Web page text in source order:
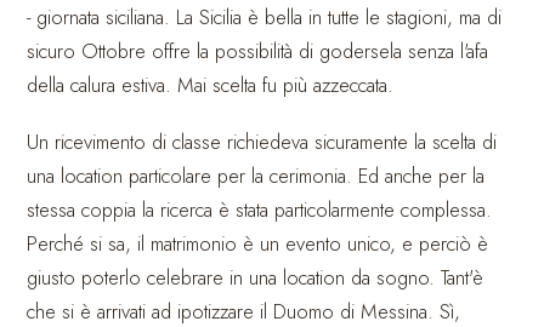
- giornata siciliana. La Sicilia è bella in tutte le stagioni, ma di
sicuro Ottobre offre la possibilità di godersela senza l'afa
della calura estiva. Mai scelta fu più azzeccata.
Un ricevimento di classe richiedeva sicuramente la scelta di
una location particolare per la cerimonia. Ed anche per la
stessa coppia la ricerca è stata particolarmente complessa.
Perché si sa, il matrimonio è un evento unico, e perciò è
giusto poterlo celebrare in una location da sogno. Tant'è
che si è arrivati ad ipotizzare il Duomo di Messina. Sì,